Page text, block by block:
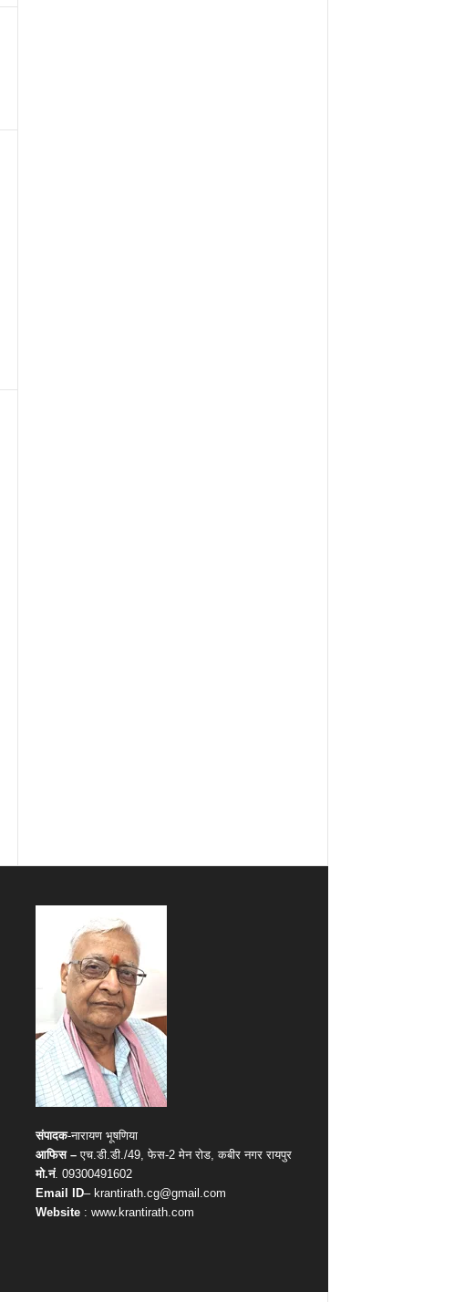
संपादक-नारायण भूषणिया
आफिस –एच.डी.डी./49, फेस-2 मेन रोड, कबीर नगर रायपुर
मो.नं. 09300491602
Email ID– krantirath.cg@gmail.com
Website: www.krantirath.com